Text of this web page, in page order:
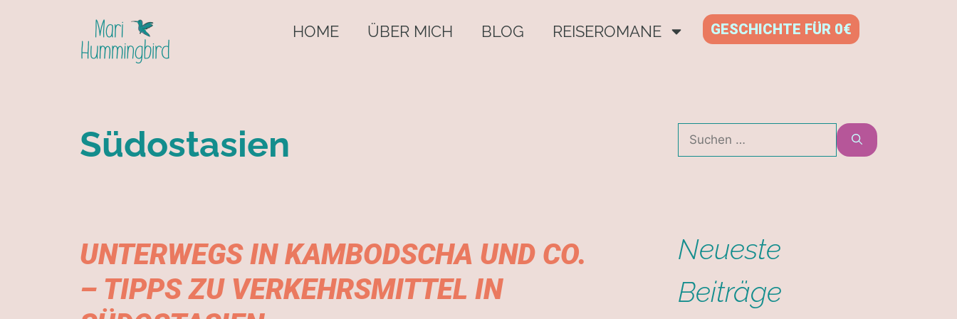
HOME ÜBER MICH BLOG REISEROMANE GESCHICHTE FÜR 0€
Südostasien
UNTERWEGS IN KAMBODSCHA UND CO.
– TIPPS ZU VERKEHRSMITTEL IN
Neueste
Beiträge